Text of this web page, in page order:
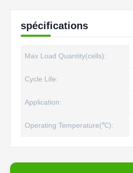
spécifications
Max Load Quantity(cells):
Cycle Life:
Application:
Operating Temperature(℃):